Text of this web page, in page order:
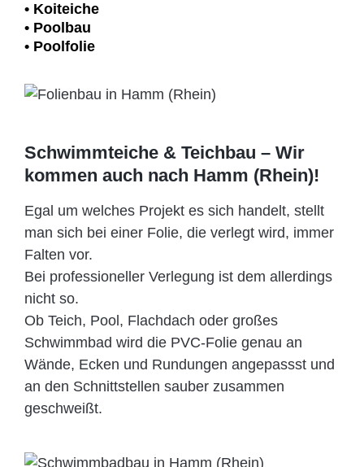
• Koiteiche
• Poolbau
• Poolfolie
Schwimmteiche & Teichbau – Wir
kommen auch nach Hamm (Rhein)!
Egal um welches Projekt es sich handelt, stellt
man sich bei einer Folie, die verlegt wird, immer
Falten vor.
Bei professioneller Verlegung ist dem allerdings
nicht so.
Ob Teich, Pool, Flachdach oder großes
Schwimmbad wird die PVC-Folie genau an
Wände, Ecken und Rundungen angepassst und
an den Schnittstellen sauber zusammen
geschweißt.